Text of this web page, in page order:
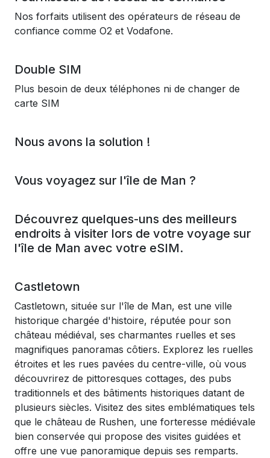
Nos forfaits utilisent des opérateurs de réseau de
confiance comme O2 et Vodafone.
Double SIM
Plus besoin de deux téléphones ni de changer de
carte SIM
Nous avons la solution !
Vous voyagez sur l'île de Man ?
Découvrez quelques-uns des meilleurs
endroits à visiter lors de votre voyage sur
l'île de Man avec votre eSIM.
Castletown
Castletown, située sur l'île de Man, est une ville
historique chargée d'histoire, réputée pour son
château médiéval, ses charmantes ruelles et ses
magnifiques panoramas côtiers. Explorez les ruelles
étroites et les rues pavées du centre-ville, où vous
découvrirez de pittoresques cottages, des pubs
traditionnels et des bâtiments historiques datant de
plusieurs siècles. Visitez des sites emblématiques tels
que le château de Rushen, une forteresse médiévale
bien conservée qui propose des visites guidées et
offre une vue panoramique depuis ses remparts.